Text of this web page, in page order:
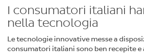
I consumatori italiani
nella tecnologia
Le tecnologie innovative messe a
consumatori italiani sono ben recepite e